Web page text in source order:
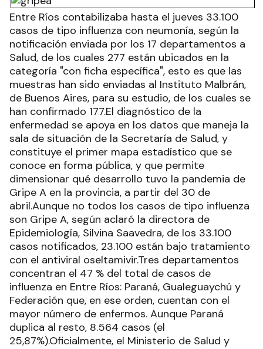
Entre Ríos contabilizaba hasta el jueves 33.100
casos de tipo influenza con neumonía, según la
notificación enviada por los 17 departamentos a
Salud, de los cuales 277 están ubicados en la
categoría "con ficha específica", esto es que las
muestras han sido enviadas al Instituto Malbrán,
de Buenos Aires, para su estudio, de los cuales se
han confirmado 177.El diagnóstico de la
enfermedad se apoya en los datos que maneja la
sala de situación de la Secretaría de Salud, y
constituye el primer mapa estadístico que se
conoce en forma pública, y que permite
dimensionar qué desarrollo tuvo la pandemia de
Gripe A en la provincia, a partir del 30 de
abril.Aunque no todos los casos de tipo influenza
son Gripe A, según aclaró la directora de
Epidemiología, Silvina Saavedra, de los 33.100
casos notificados, 23.100 están bajo tratamiento
con el antiviral oseltamivir.Tres departamentos
concentran el 47 % del total de casos de
influenza en Entre Ríos: Paraná, Gualeguaychú y
Federación que, en ese orden, cuentan con el
mayor número de enfermos. Aunque Paraná
duplica al resto, 8.564 casos (el
25,87%).Oficialmente, el Ministerio de Salud y